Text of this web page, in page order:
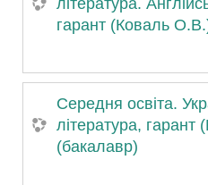
гарант (Коваль
Середня освіта.
література,
(бакалавр)